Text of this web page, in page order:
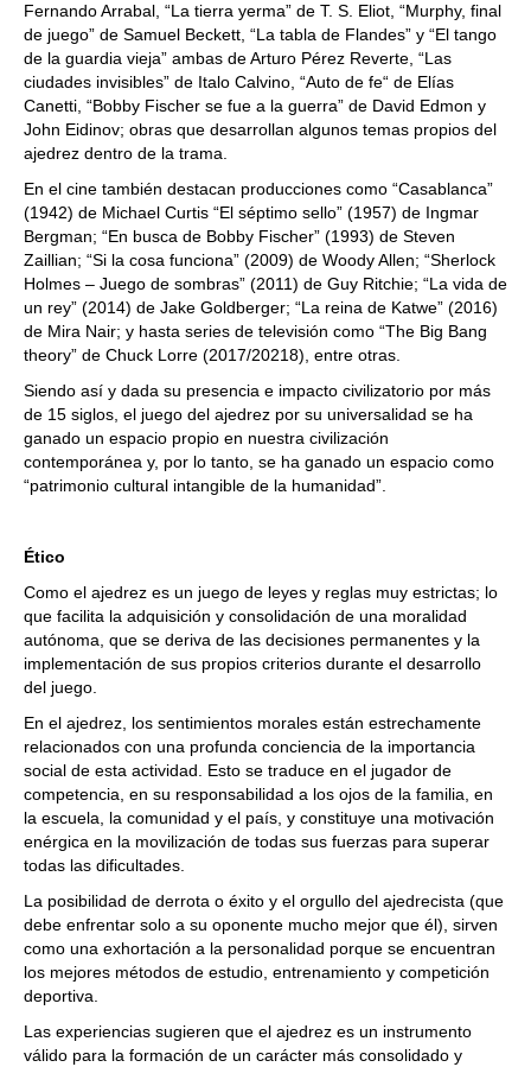
Fernando Arrabal, “La tierra yerma” de T. S. Eliot, “Murphy, final
de juego” de Samuel Beckett, “La tabla de Flandes” y “El tango
de la guardia vieja” ambas de Arturo Pérez Reverte, “Las
ciudades invisibles” de Italo Calvino, “Auto de fe“ de Elías
Canetti, “Bobby Fischer se fue a la guerra” de David Edmon y
John Eidinov; obras que desarrollan algunos temas propios del
ajedrez dentro de la trama.
En el cine también destacan producciones como “Casablanca”
(1942) de Michael Curtis “El séptimo sello” (1957) de Ingmar
Bergman; “En busca de Bobby Fischer” (1993) de Steven
Zaillian; “Si la cosa funciona” (2009) de Woody Allen; “Sherlock
Holmes – Juego de sombras” (2011) de Guy Ritchie; “La vida de
un rey” (2014) de Jake Goldberger; “La reina de Katwe” (2016)
de Mira Nair; y hasta series de televisión como “The Big Bang
theory” de Chuck Lorre (2017/20218), entre otras.
Siendo así y dada su presencia e impacto civilizatorio por más
de 15 siglos, el juego del ajedrez por su universalidad se ha
ganado un espacio propio en nuestra civilización
contemporánea y, por lo tanto, se ha ganado un espacio como
“patrimonio cultural intangible de la humanidad”.
Ético
Como el ajedrez es un juego de leyes y reglas muy estrictas; lo
que facilita la adquisición y consolidación de una moralidad
autónoma, que se deriva de las decisiones permanentes y la
implementación de sus propios criterios durante el desarrollo
del juego.
En el ajedrez, los sentimientos morales están estrechamente
relacionados con una profunda conciencia de la importancia
social de esta actividad. Esto se traduce en el jugador de
competencia, en su responsabilidad a los ojos de la familia, en
la escuela, la comunidad y el país, y constituye una motivación
enérgica en la movilización de todas sus fuerzas para superar
todas las dificultades.
La posibilidad de derrota o éxito y el orgullo del ajedrecista (que
debe enfrentar solo a su oponente mucho mejor que él), sirven
como una exhortación a la personalidad porque se encuentran
los mejores métodos de estudio, entrenamiento y competición
deportiva.
Las experiencias sugieren que el ajedrez es un instrumento
válido para la formación de un carácter más consolidado y